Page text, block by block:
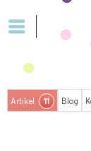
Artikel 11 Blog